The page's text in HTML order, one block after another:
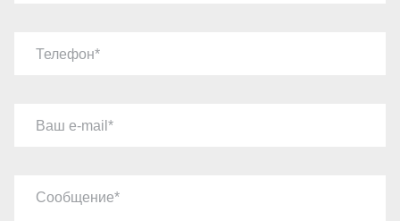
Телефон
Ваш e-mail
Сообщение